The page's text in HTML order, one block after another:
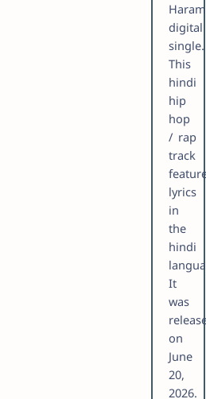
digital
single.
This
hindi
hip
hop
/ rap
track
lyrics
in
the
hindi
It
was
on
June
20,
2026.